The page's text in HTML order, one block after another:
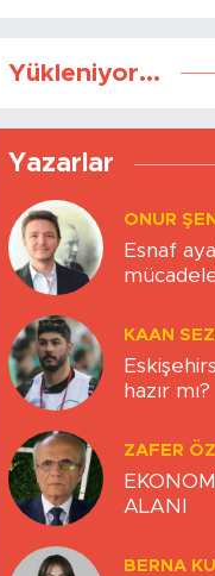
Yükleniyor...
Yazarlar
ONUR
Esnaf
KAAN
hazır mı?
ZAFER
ALANI
BERNA